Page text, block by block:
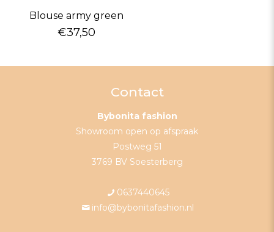
Blouse army green
€37,50
Contact
Bybonita fashion
Showroom open op afspraak
Postweg 51
3769 BV Soesterberg
0637440645
info@bybonitafashion.nl